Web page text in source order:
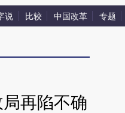
说 比较 中国改革 专题
再陷不确